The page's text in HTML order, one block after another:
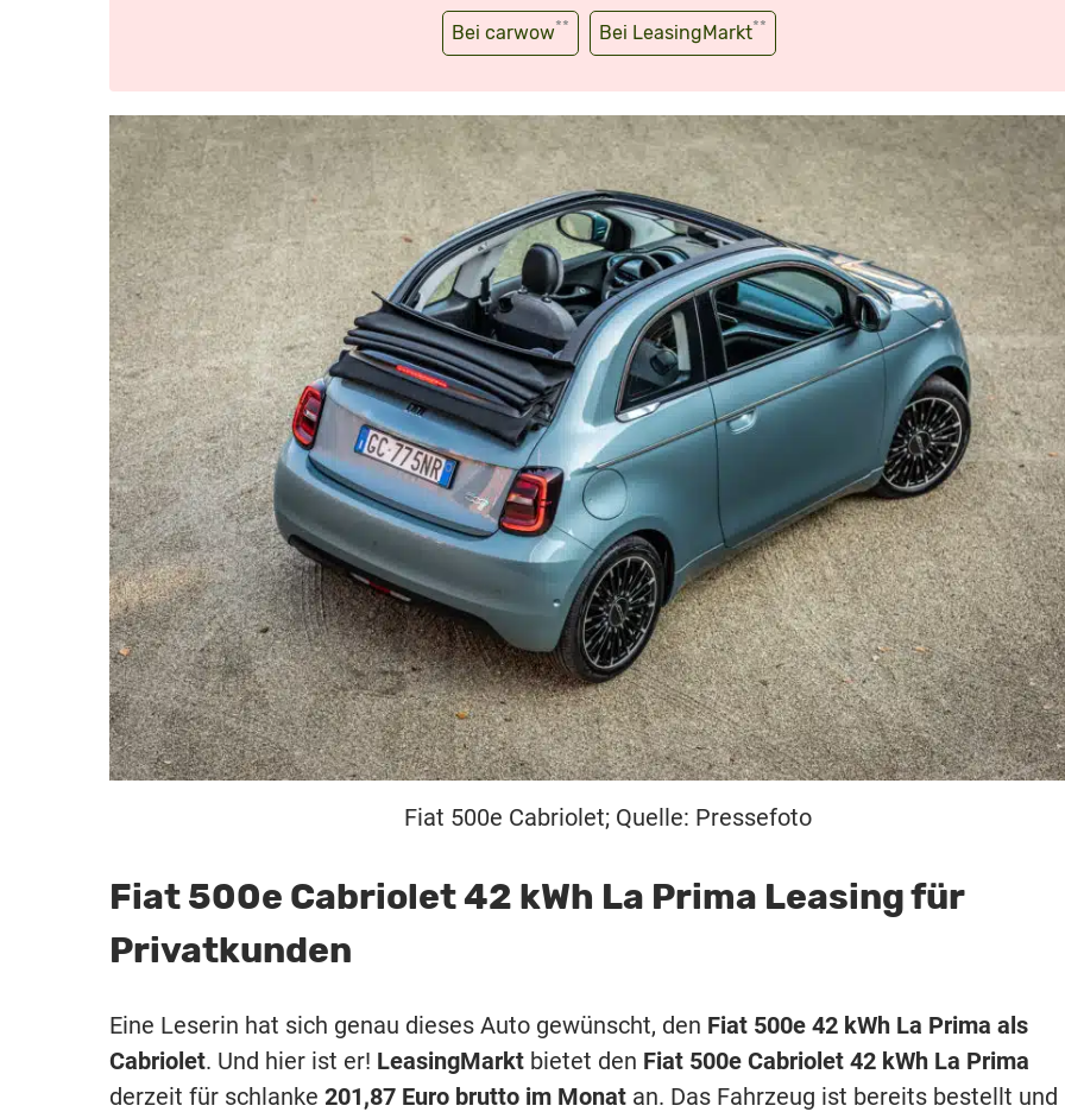
Bei carwow** Bei LeasingMarkt**
Fiat 500e Cabriolet; Quelle: Pressefoto
Fiat 500e Cabriolet 42 kWh La Prima Leasing für
Privatkunden
Eine Leserin hat sich genau dieses Auto gewünscht, den Fiat 500e 42 kWh La Prima als
Cabriolet. Und hier ist er! LeasingMarkt bietet den Fiat 500e Cabriolet 42 kWh La Prima
derzeit für schlanke 201,87 Euro brutto im Monat an. Das Fahrzeug ist bereits bestellt und